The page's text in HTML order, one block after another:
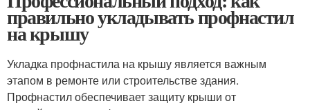
правильно укладывать профнастил
на крышу
Укладка профнастила на крышу является важным
этапом в ремонте или строительстве здания.
Профнастил обеспечивает защиту крыши от